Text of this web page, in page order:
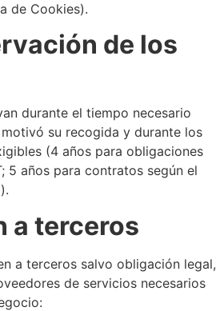
de Cookies).
de los
durante el tiempo necesario
su recogida y durante los
(4 años para obligaciones
5 años para contratos según el
a terceros
a terceros salvo obligación legal,
de servicios necesarios